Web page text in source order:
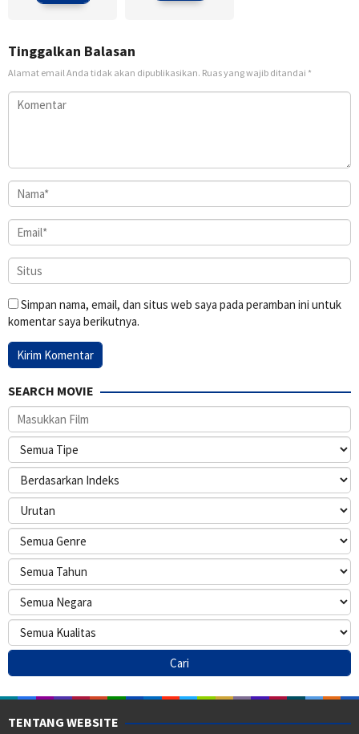
Tinggalkan Balasan
Alamat email Anda tidak akan dipublikasikan. Ruas yang wajib ditandai *
Simpan nama, email, dan situs web saya pada peramban ini untuk
komentar saya berikutnya.
SEARCH MOVIE
TENTANG WEBSITE